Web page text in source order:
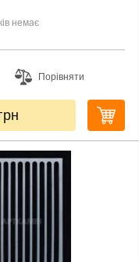
немає
Порівняти